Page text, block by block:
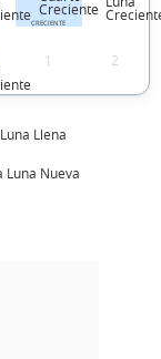
CRECIENTE
1
2
Luna Llena
Luna Nueva